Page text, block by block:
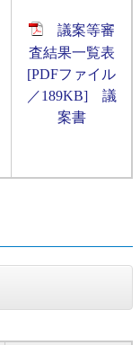
議案等審
査結果一覧表
[PDFファイル
／189KB]
議
案書